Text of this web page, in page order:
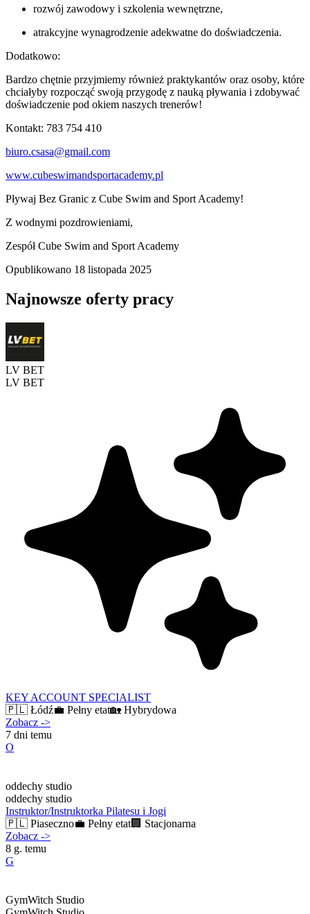
rozwój zawodowy i szkolenia wewnętrzne,
atrakcyjne wynagrodzenie adekwatne do doświadczenia.
Dodatkowo:
Bardzo chętnie przyjmiemy również praktykantów oraz osoby, które
chciałyby rozpocząć swoją przygodę z nauką pływania i zdobywać
doświadczenie pod okiem naszych trenerów!
Kontakt: 783 754 410
biuro.csasa@gmail.com
www.cubeswimandsportacademy.pl
Pływaj Bez Granic z Cube Swim and Sport Academy!
Z wodnymi pozdrowieniami,
Zespół Cube Swim and Sport Academy
Opublikowano 18 listopada 2025
Najnowsze oferty pracy
LV BET
LV BET
KEY ACCOUNT SPECIALIST
🇵🇱 Łódź💼 Pełny etat🏡 Hybrydowa
Zobacz ->
7 dni temu
O
oddechy studio
oddechy studio
Instruktor/Instruktorka Pilatesu i Jogi
🇵🇱 Piaseczno💼 Pełny etat🏢 Stacjonarna
Zobacz ->
8 g. temu
G
GymWitch Studio